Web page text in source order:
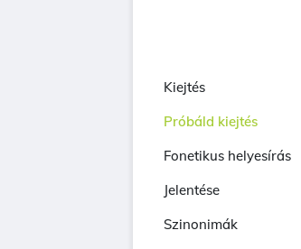
Kiejtés
Próbáld kiejtés
Fonetikus helyesírás
Jelentése
Szinonimák